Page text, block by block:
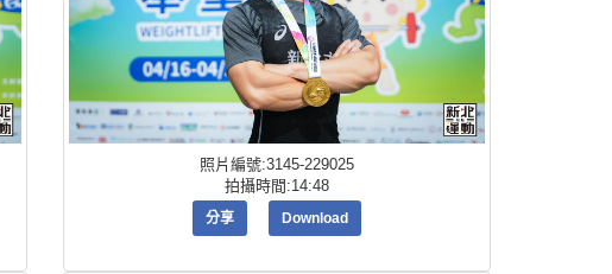
照片編號:3145-229025
拍攝時間:14:48
分享 Download